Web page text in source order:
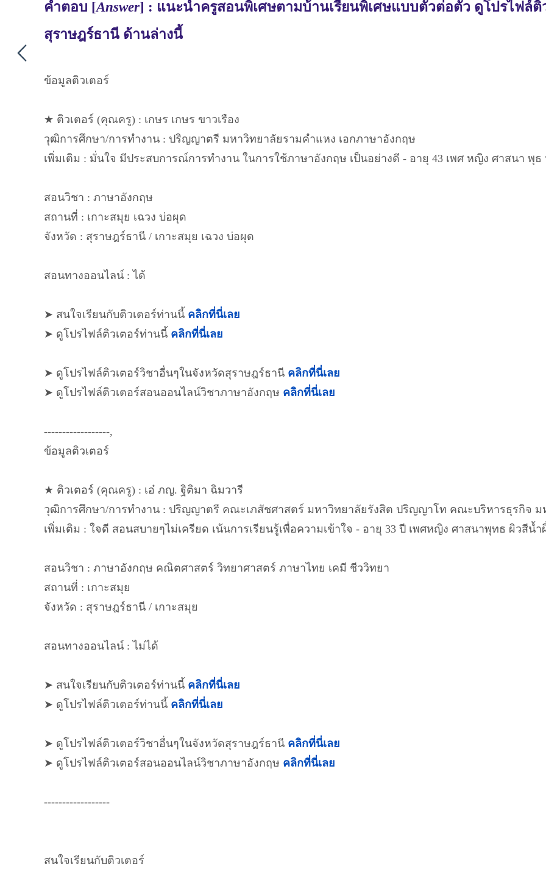
คำตอบ [Answer] : แนะนำครูสอนพิเศษตามบ้านเรียนพิเศษแบบตัวต่อตัว ดูโปรไฟล์
สุราษฎร์ธานี ด้านล่างนี้
ข้อมูลติวเตอร์
★ ติวเตอร์ (คุณครู) : เกษร เกษร ขาวเรือง
วุฒิการศึกษา/การทำงาน : ปริญญาตรี มหาวิทยาลัยรามคำแหง เอกภาษาอังกฤษ
เพิ่มเติม : มั่นใจ มีประสบการณ์การทำงาน ในการใช้ภาษาอังกฤษ เป็นอย่างดี - อายุ 43 เพศ หญิง ศาสนา พุ
สอนวิชา : ภาษาอังกฤษ
สถานที่ : เกาะสมุย เฉวง บ่อผุด
จังหวัด : สุราษฎร์ธานี / เกาะสมุย เฉวง บ่อผุด
สอนทางออนไลน์ : ได้
➤ สนใจเรียนกับติวเตอร์ท่านนี้ คลิกที่นี่เลย
➤ ดูโปรไฟล์ติวเตอร์ท่านนี้ คลิกที่นี่เลย
➤ ดูโปรไฟล์ติวเตอร์วิชาอื่นๆในจังหวัดสุราษฎร์ธานี คลิกที่นี่เลย
➤ ดูโปรไฟล์ติวเตอร์สอนออนไลน์วิชาภาษาอังกฤษ คลิกที่นี่เลย
------------------,
ข้อมูลติวเตอร์
★ ติวเตอร์ (คุณครู) : เอ๋ ภญ. ฐิติมา ฉิมวารี
วุฒิการศึกษา/การทำงาน : ปริญญาตรี คณะเภสัชศาสตร์ มหาวิทยาลัยรังสิต ปริญญาโท คณะบริหารธุรกิจ
เพิ่มเติม : ใจดี สอนสบายๆไม่เครียด เน้นการเรียนรู้เพื่อความเข้าใจ - อายุ 33 ปี เพศหญิง ศาสนาพุทธ ผิวสีน้ำ
สอนวิชา : ภาษาอังกฤษ คณิตศาสตร์ วิทยาศาสตร์ ภาษาไทย เคมี ชีววิทยา
สถานที่ : เกาะสมุย
จังหวัด : สุราษฎร์ธานี / เกาะสมุย
สอนทางออนไลน์ : ไม่ได้
➤ สนใจเรียนกับติวเตอร์ท่านนี้ คลิกที่นี่เลย
➤ ดูโปรไฟล์ติวเตอร์ท่านนี้ คลิกที่นี่เลย
➤ ดูโปรไฟล์ติวเตอร์วิชาอื่นๆในจังหวัดสุราษฎร์ธานี คลิกที่นี่เลย
➤ ดูโปรไฟล์ติวเตอร์สอนออนไลน์วิชาภาษาอังกฤษ คลิกที่นี่เลย
------------------
สนใจเรียนกับติวเตอร์